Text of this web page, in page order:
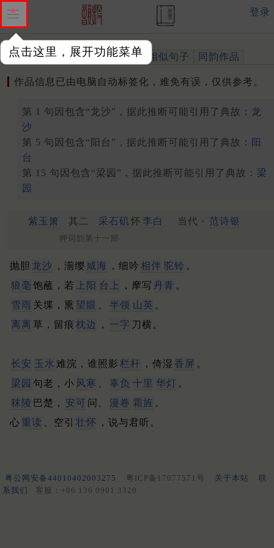
点击这里，展开功能菜单
登录
作品 标注四声 出处、引用 相似句子 同韵作品
作品信息已由电脑自动标签化，难免有误，仅供参考。
第 1 句因包含“龙沙”，据此推断可能引用了典故： 龙
沙
第 5 句因包含“阳台”，据此推断可能引用了典故：
阳
台
第 15 句因包含“梁园”，据此推断可能引用了典故： 梁
园
紫玉箫 其二 采石矶怀 李白 当代 · 范诗银
押词韵第十一部
抛胆 龙沙 ，湔缨 咸海 ，细吟 相伴 驼铃 。
狼毫 饱蘸，若 上阳 台上 ，摩写 丹青 。
雪雨 关堞，熏 望眼 半领 山英 。
离离 草，留痕 枕边 ， 一字 刀横。
长安 玉水 难浣，谁照影 栏杆 ，倚湿 香屏 。
梁园 句老，小 风寒 辜负 十里 华灯 。
秣陵 巴楚， 安可 问、 漫卷 霜旌 。
心 重读 、空引 壮怀 ，说与君听。
粤公网安备44010402003275 粤ICP备17077571号 关于本站
联
系我们
客服：+86 136 0901 3320